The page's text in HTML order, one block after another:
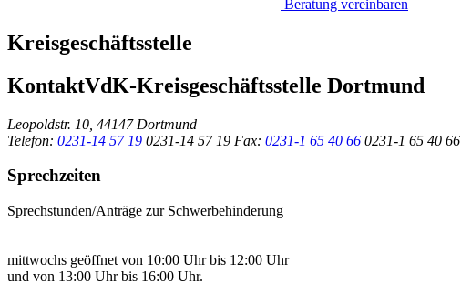
Beratung vereinbaren
Kreisgeschäftsstelle
KontaktVdK-Kreisgeschäftsstelle Dortmund
Leopoldstr. 10, 44147 Dortmund
Telefon: 0231-14 57 19 0231-14 57 19 Fax: 0231-1 65 40 66 0231-1 65 40 66
Sprechzeiten
Sprechstunden/Anträge zur Schwerbehinderung
mittwochs geöffnet von 10:00 Uhr bis 12:00 Uhr
und von 13:00 Uhr bis 16:00 Uhr.